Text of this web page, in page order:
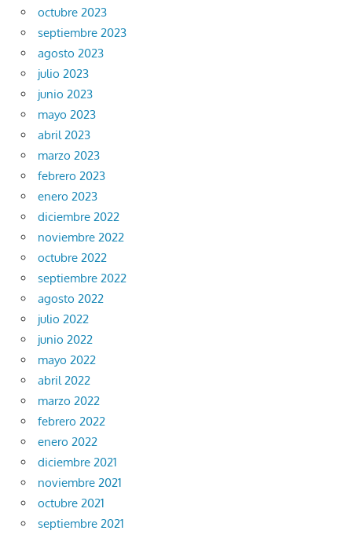
octubre 2023
septiembre 2023
agosto 2023
julio 2023
junio 2023
mayo 2023
abril 2023
marzo 2023
febrero 2023
enero 2023
diciembre 2022
noviembre 2022
octubre 2022
septiembre 2022
agosto 2022
julio 2022
junio 2022
mayo 2022
abril 2022
marzo 2022
febrero 2022
enero 2022
diciembre 2021
noviembre 2021
octubre 2021
septiembre 2021